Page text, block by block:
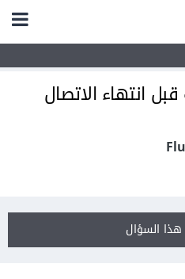
انتهاء الاتصال
السؤال